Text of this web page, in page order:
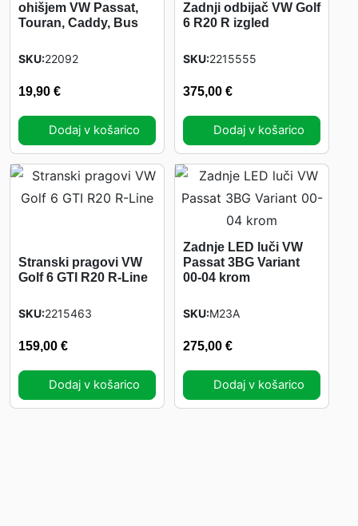
ohišjem VW Passat,
Touran, Caddy, Bus
SKU 22092
19,90 €
Dodaj v košarico
Zadnji odbijač VW Golf
6 R20 R izgled
SKU 2215555
375,00 €
Dodaj v košarico
Stranski pragovi VW
Golf 6 GTI R20 R-Line
SKU 2215463
159,00 €
Dodaj v košarico
Zadnje LED luči VW
Passat 3BG Variant
00-04 krom
SKU M23A
275,00 €
Dodaj v košarico